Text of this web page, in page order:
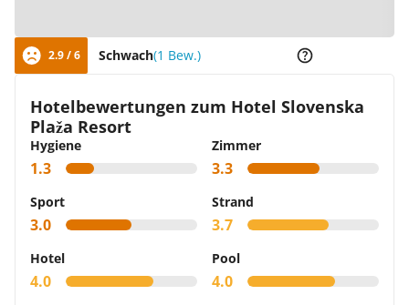
2.9 / 6 Schwach(1 Bew.)
Hotelbewertungen zum Hotel Slovenska
Plaža Resort
Hygiene
1.3
Zimmer
3.3
Sport
3.0
Strand
3.7
Hotel
4.0
Pool
4.0